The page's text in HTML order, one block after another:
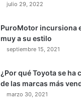
julio 29, 2022
PuroMotor incursiona
muy a su estilo
septiembre 15, 2021
¿Por qué Toyota se ha
de las marcas más
marzo 30, 2021